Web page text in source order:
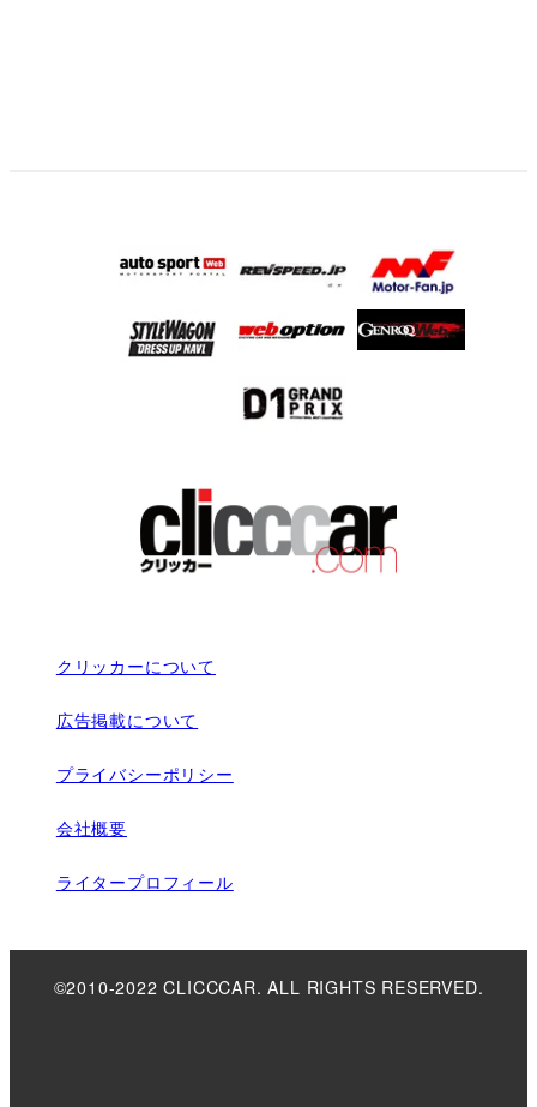
クリッカーについて
広告掲載について
プライバシーポリシー
会社概要
ライタープロフィール
©2010-2022 CLICCCAR. ALL RIGHTS RESERVED.